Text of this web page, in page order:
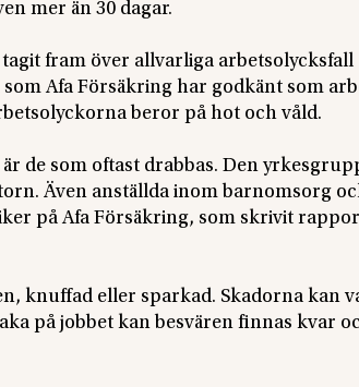
mer än 30 dagar.
fram över allvarliga arbetsolycksfall
Afa För­säkring har godkänt som
beror på hot och våld.
de som oftast drabbas. Den
Även anställda inom barnomsorg
på Afa Försäkring, som skrivit
knuffad eller sparkad. Skadorna kan
på jobbet kan besvären finnas kvar